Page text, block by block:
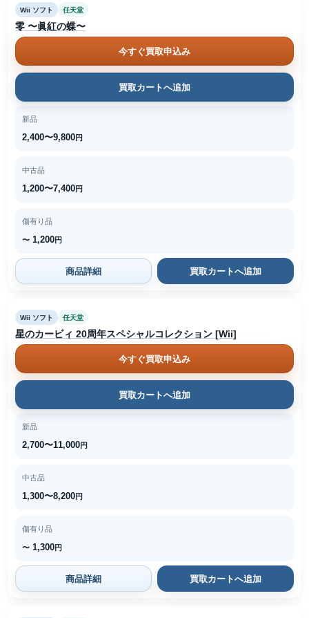
Wii ソフト 任天堂
零 〜眞紅の蝶〜
今すぐ買取申込み
買取カートへ追加
新品
2,400〜9,800円
中古品
1,200〜7,400円
傷有り品
〜 1,200円
商品詳細 買取カートへ追加
Wii ソフト 任天堂
星のカービィ 20周年スペシャルコレクション [Wii]
今すぐ買取申込み
買取カートへ追加
新品
2,700〜11,000円
中古品
1,300〜8,200円
傷有り品
〜 1,300円
商品詳細 買取カートへ追加